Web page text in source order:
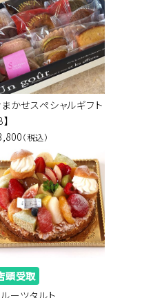
かせスペシャルギフト
（税込）
頭受取